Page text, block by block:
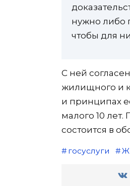
нужно либо
чтобы для
С ней
жилищного и
и принципах
малого 10
состоится в
госуслуги